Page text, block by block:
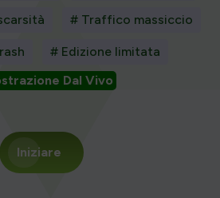
# Traffico massiccio
# Edizione limitata
Dal Vivo
Iniziare